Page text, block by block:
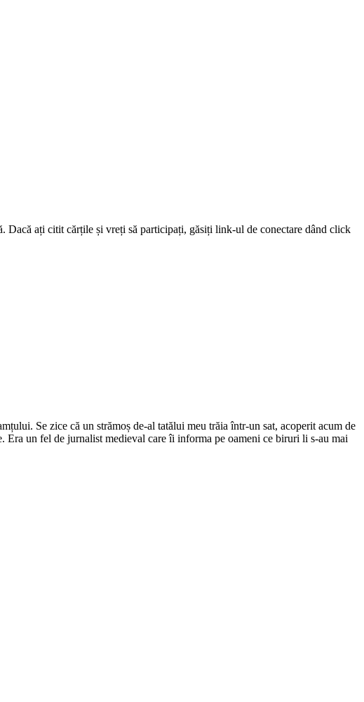
ați citit cărțile și vreți să participați, găsiți link-ul de conectare dând click
Se zice că un strămoș de-al tatălui meu trăia într-un sat, acoperit acum de
Era un fel de jurnalist medieval care îi informa pe oameni ce biruri li s-au mai